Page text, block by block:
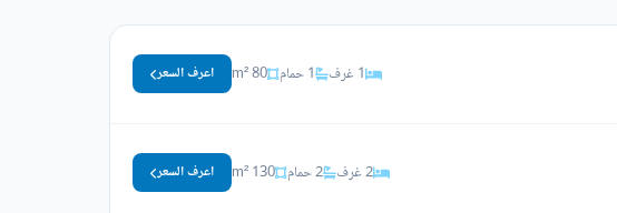
1 غرف 1 حمام 80 m² اعرف السعر
2 غرف 2 حمام 130 m² اعرف السعر